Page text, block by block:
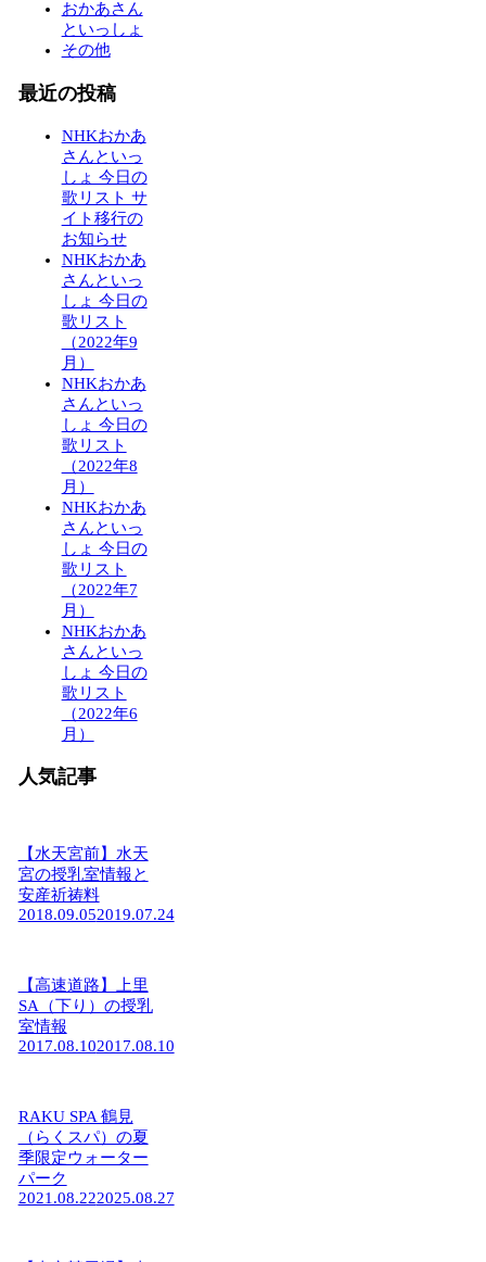
おかあさん
といっしょ
その他
最近の投稿
NHKおかあ
さんといっ
しょ 今日の
歌リスト サ
イト移行の
お知らせ
NHKおかあ
さんといっ
しょ 今日の
歌リスト
（2022年9
月）
NHKおかあ
さんといっ
しょ 今日の
歌リスト
（2022年8
月）
NHKおかあ
さんといっ
しょ 今日の
歌リスト
（2022年7
月）
NHKおかあ
さんといっ
しょ 今日の
歌リスト
（2022年6
月）
人気記事
【水天宮前】水天
宮の授乳室情報と
安産祈祷料
2018.09.052019.07.24
【高速道路】上里
SA（下り）の授乳
室情報
2017.08.102017.08.10
RAKU SPA 鶴見
（らくスパ）の夏
季限定ウォーター
パーク
2021.08.222025.08.27